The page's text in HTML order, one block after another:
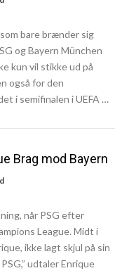
bare brænder sig
og Bayern München
kun vil stikke ud på
også for den
i semifinalen i UEFA …
Brag mod Bayern
når PSG efter
League. Midt i
ikke lagt skjul på sin
udtaler Enrique